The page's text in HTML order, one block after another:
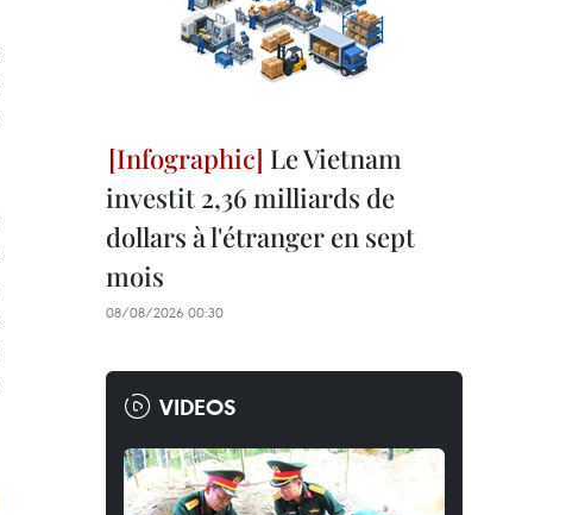
Le Vietnam
investit 2,36 milliards de
dollars à l'étranger en sept
mois
08/08/2026 00:30
VIDEOS